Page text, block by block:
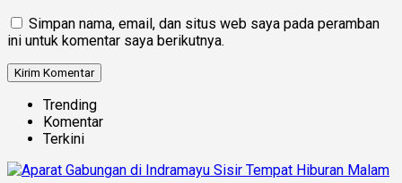
Simpan nama, email, dan situs web saya pada peramban
ini untuk komentar saya berikutnya.
Trending
Komentar
Terkini